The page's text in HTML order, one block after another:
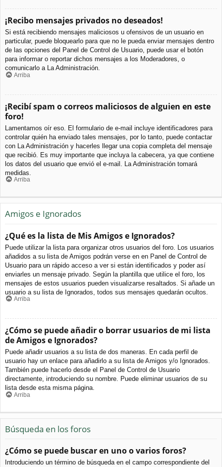
¡Recibo mensajes privados no deseados!
Si está recibiendo mensajes maliciosos u ofensivos de un usuario en
particular, puede bloquearlo para que no le pueda enviar mensajes dentro
de las opciones del Panel de Control de Usuario, puede usar el botón
para informar o reportar dichos mensajes a los Moderadores, o
comunicarlo a La Administración.
Arriba
¡Recibí spam o correos maliciosos de alguien en este
foro!
Lamentamos oír eso. El formulario de e-mail incluye identificadores para
controlar quién ha enviado tales mensajes, por lo tanto, puede contactar
con La Administración y hacerles llegar una copia completa del mensaje
que recibió. Es muy importante que incluya la cabecera, ya que contiene
los datos del usuario que envió el e-mail. La Administración tomará
medidas.
Arriba
Amigos e Ignorados
¿Qué es la lista de Mis Amigos e Ignorados?
Puede utilizar la lista para organizar otros usuarios del foro. Los usuarios
añadidos a su lista de Amigos podrán verse en en Panel de Control de
Usuario para un rápido acceso a ver si están identificados y poder así
enviarles un mensaje privado. Según la plantilla que utilice el foro, los
mensajes de estos usuarios pueden visualizarse resaltados. Si añade un
usuario a su lista de Ignorados, todos sus mensajes quedarán ocultos.
Arriba
¿Cómo se puede añadir o borrar usuarios de mi lista
de Amigos e Ignorados?
Puede añadir usuarios a su lista de dos maneras. En cada perfil de
usuario hay un enlace para añadirlo a su lista de Amigos y/o Ignorados.
También puede hacerlo desde el Panel de Control de Usuario
directamente, introduciendo su nombre. Puede eliminar usuarios de su
lista desde esta misma página.
Arriba
Búsqueda en los foros
¿Cómo se puede buscar en uno o varios foros?
Introduciendo un término de búsqueda en el campo correspondiente del